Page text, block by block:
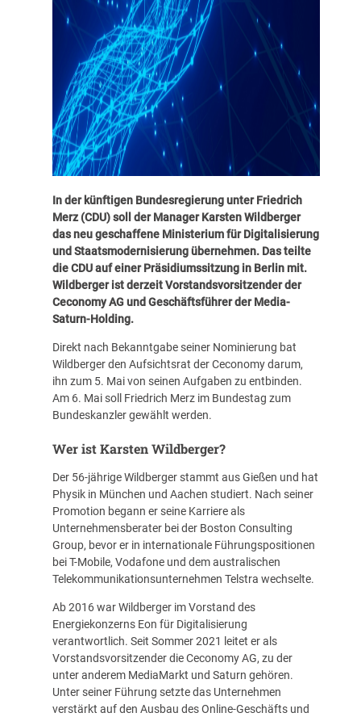
In der künftigen Bundesregierung unter Friedrich
Merz (CDU) soll der Manager Karsten Wildberger
das neu geschaffene Ministerium für Digitalisierung
und Staatsmodernisierung übernehmen. Das teilte
die CDU auf einer Präsidiumssitzung in Berlin mit.
Wildberger ist derzeit Vorstandsvorsitzender der
Ceconomy AG und Geschäftsführer der Media-
Saturn-Holding.
Direkt nach Bekanntgabe seiner Nominierung bat
Wildberger den Aufsichtsrat der Ceconomy darum,
ihn zum 5. Mai von seinen Aufgaben zu entbinden.
Am 6. Mai soll Friedrich Merz im Bundestag zum
Bundeskanzler gewählt werden.
Wer ist Karsten Wildberger?
Der 56-jährige Wildberger stammt aus Gießen und hat
Physik in München und Aachen studiert. Nach seiner
Promotion begann er seine Karriere als
Unternehmensberater bei der Boston Consulting
Group, bevor er in internationale Führungspositionen
bei T-Mobile, Vodafone und dem australischen
Telekommunikationsunternehmen Telstra wechselte.
Ab 2016 war Wildberger im Vorstand des
Energiekonzerns Eon für Digitalisierung
verantwortlich. Seit Sommer 2021 leitet er als
Vorstandsvorsitzender die Ceconomy AG, zu der
unter anderem MediaMarkt und Saturn gehören.
Unter seiner Führung setzte das Unternehmen
verstärkt auf den Ausbau des Online-Geschäfts und